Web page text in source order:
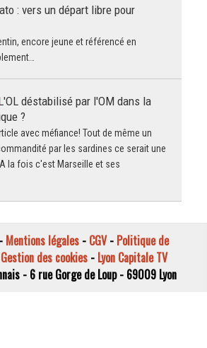
: vers un départ libre pour
encore jeune et référencé en
déstabilisé par l'OM dans la
?
avec méfiance! Tout de même un
par les sardines ce serait une
la fois c'est Marseille et ses
- Mentions légales - CGV- Politique de
Gestion des cookies- Lyon Capitale TV
- 6 rue Gorge de Loup - 69009 Lyon